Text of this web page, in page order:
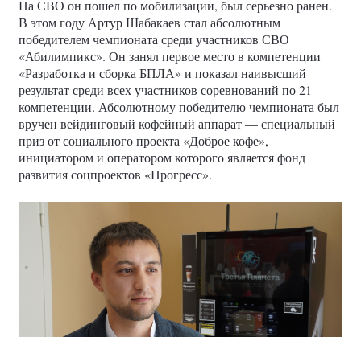
На СВО он пошел по мобилизации, был серьезно ранен.
В этом году Артур Шабакаев стал абсолютным
победителем чемпионата среди участников СВО
«Абилимпикс». Он занял первое место в компетенции
«Разработка и сборка БПЛА» и показал наивысший
результат среди всех участников соревнований по 21
компетенции. Абсолютному победителю чемпионата был
вручен вейдинговый кофейный аппарат — специальный
приз от социального проекта «Доброе кофе»,
инициатором и оператором которого является фонд
развития соцпроектов «Прогресс».